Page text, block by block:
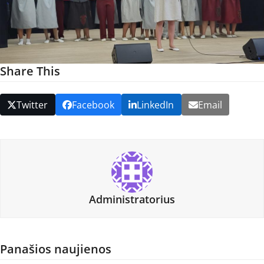
Share This
Twitter Facebook LinkedIn Email
Administratorius
Panašios naujienos